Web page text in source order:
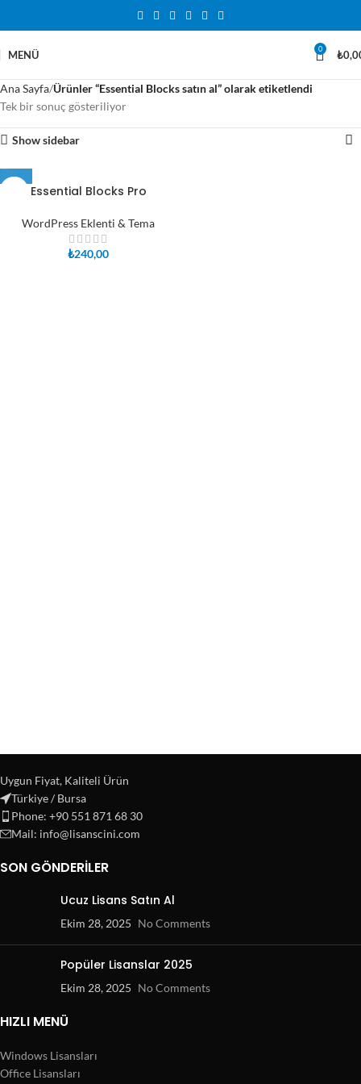
MENÜ 0 ₺
Ana Sayfa Ürünler “Essential Blocks satın al” olarak etiketlendi
Tek bir sonuç gösteriliyor
Show sidebar
Essential Blocks Pro
WordPress Eklenti & Tema
₺240,00
Uygun Fiyat, Kaliteli Ürün
Türkiye / Bursa
Phone: +90 551 871 68 30
Mail: info@lisanscini.com
SON GÖNDERILER
Ucuz Lisans Satın Al
Ekim 28, 2025 No Comments
Popüler Lisanslar 2025
Ekim 28, 2025 No Comments
HIZLI MENÜ
Windows Lisansları
Office Lisansları